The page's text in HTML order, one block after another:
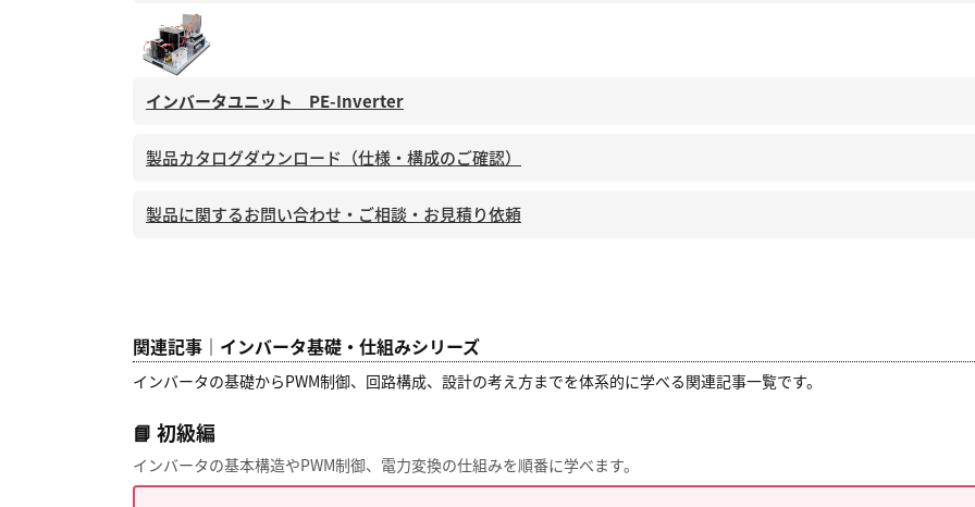
インバータユニット PE-Inverter
製品カタログダウンロード（仕様・構成のご確認）
製品に関するお問い合わせ・ご相談・お見積り依頼
関連記事｜インバータ基礎・仕組みシリーズ
インバータの基礎からPWM制御、回路構成、設計の考え方までを体系的に学べる関連記事一覧です。
📘 初級編
インバータの基本構造やPWM制御、電力変換の仕組みを順番に学べます。